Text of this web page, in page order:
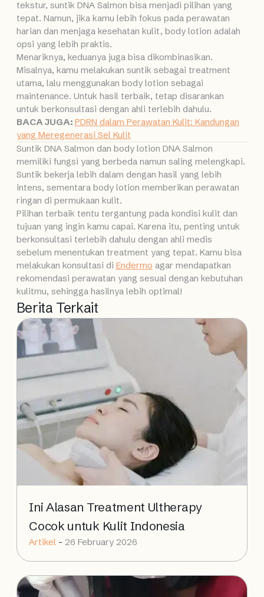
tekstur, suntik DNA Salmon bisa menjadi pilihan yang
tepat. Namun, jika kamu lebih fokus pada perawatan
harian dan menjaga kesehatan kulit, body lotion adalah
opsi yang lebih praktis.
Menariknya, keduanya juga bisa dikombinasikan.
Misalnya, kamu melakukan suntik sebagai treatment
utama, lalu menggunakan body lotion sebagai
maintenance. Untuk hasil terbaik, tetap disarankan
untuk berkonsultasi dengan ahli terlebih dahulu.
BACA JUGA: PDRN dalam Perawatan Kulit: Kandungan
yang Meregenerasi Sel Kulit
Suntik DNA Salmon dan body lotion DNA Salmon
memiliki fungsi yang berbeda namun saling melengkapi.
Suntik bekerja lebih dalam dengan hasil yang lebih
intens, sementara body lotion memberikan perawatan
ringan di permukaan kulit.
Pilihan terbaik tentu tergantung pada kondisi kulit dan
tujuan yang ingin kamu capai. Karena itu, penting untuk
berkonsultasi terlebih dahulu dengan ahli medis
sebelum menentukan treatment yang tepat. Kamu bisa
melakukan konsultasi di Endermo agar mendapatkan
rekomendasi perawatan yang sesuai dengan kebutuhan
kulitmu, sehingga hasilnya lebih optimal!
Berita Terkait
Ini Alasan Treatment Ultherapy
Cocok untuk Kulit Indonesia
Artikel -26 February 2026